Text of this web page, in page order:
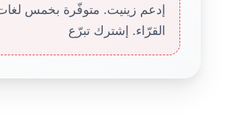
إدعم زينيت. متوفّرة بخمس
القرّاء. إشترك تبرّع